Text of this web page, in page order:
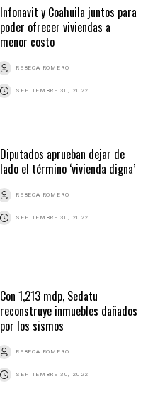
Infonavit y Coahuila juntos para
poder ofrecer viviendas a
menor costo
REBECA ROMERO
SEPTIEMBRE 30, 2022
Diputados aprueban dejar de
lado el término ‘vivienda digna’
REBECA ROMERO
SEPTIEMBRE 30, 2022
Con 1,213 mdp, Sedatu
reconstruye inmuebles dañados
por los sismos
REBECA ROMERO
SEPTIEMBRE 30, 2022